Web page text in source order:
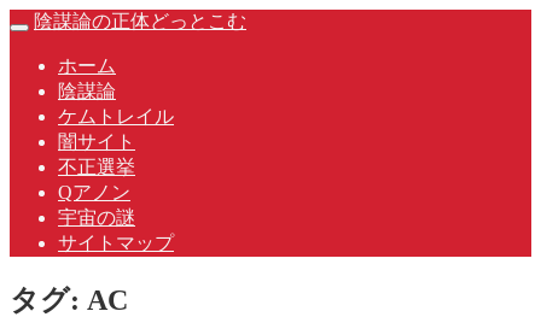
Skip
content
Toggle
陰謀論の正体どっとこむ
ホーム
陰謀論
ケムトレイル
闇サイト
不正選挙
Qアノン
宇宙の謎
サイトマップ
タグ: AC